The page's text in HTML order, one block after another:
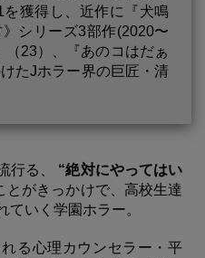
獲得し、近作に『犬鳴
シリーズ3部作(2020〜
23）、『あのコはだぁ
たJホラー界の巨匠・清
行る、 “絶対にやってはい
とがきっかけで、高校生達
ていく学園ホラー。
る心理カウンセラー・平